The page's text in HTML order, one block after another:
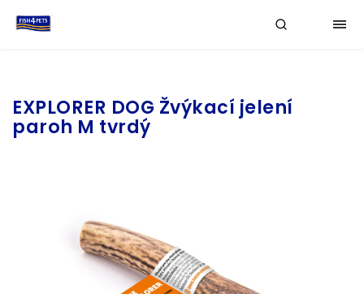
EXPLORER DOG Žvýkací jelení
paroh M tvrdý